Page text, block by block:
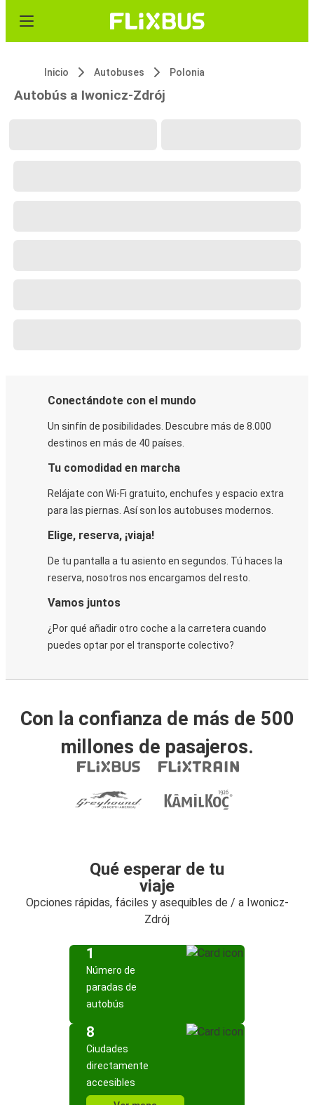
Inicio Autobuses Polonia
Autobús a Iwonicz-Zdrój
Conectándote con el mundo
Un sinfín de posibilidades. Descubre más de 8.000
destinos en más de 40 países.
Tu comodidad en marcha
Relájate con Wi-Fi gratuito, enchufes y espacio extra
para las piernas. Así son los autobuses modernos.
Elige, reserva, ¡viaja!
De tu pantalla a tu asiento en segundos. Tú haces la
reserva, nosotros nos encargamos del resto.
Vamos juntos
¿Por qué añadir otro coche a la carretera cuando
puedes optar por el transporte colectivo?
Con la confianza de más de 500
millones de pasajeros.
Qué esperar de tu
viaje
Opciones rápidas, fáciles y asequibles de / a Iwonicz-
Zdrój
1
Número de
paradas de
autobús
8
Ciudades
directamente
accesibles